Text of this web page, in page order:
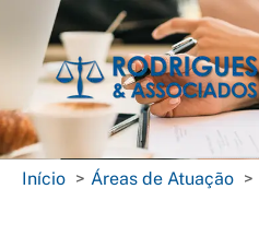
content
Início Áreas de Atuação